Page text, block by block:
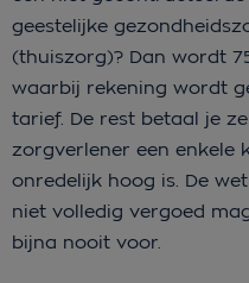
geestelijke
(thuiszorg)? Dan wordt
waarbij rekening wordt
tarief. De rest betaal je
zorgverlener een enkele
onredelijk hoog is. De
niet volledig vergoed
bijna nooit voor.